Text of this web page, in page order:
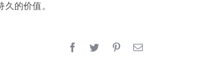
的价值。